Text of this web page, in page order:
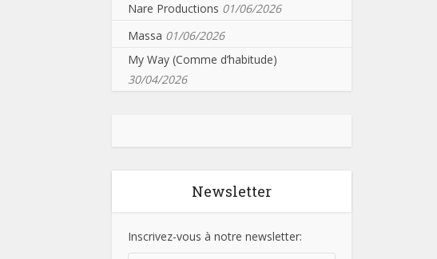
Nare Productions 01/06/2026
Massa 01/06/2026
My Way (Comme d’habitude)
30/04/2026
Newsletter
Inscrivez-vous à notre newsletter: